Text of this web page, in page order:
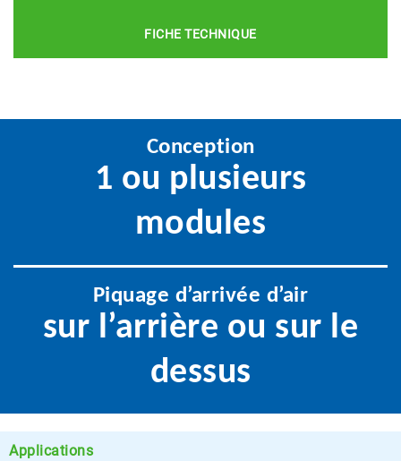
FICHE TECHNIQUE
Conception
1 ou plusieurs
modules
Piquage d’arrivée d’air
sur l’arrière ou sur le
dessus
Applications